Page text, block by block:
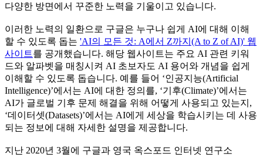
다양한 방면에서 꾸준한 노력을 기울이고 있습니다.
이러한 노력의 일환으로 구글은 누구나 쉽게 AI에 대해 이해
할 수 있도록 돕는 'AI의 모든 것: A에서 Z까지(A to Z of AI)' 웹
사이트를 공개했습니다. 해당 웹사이트는 주요 AI 관련 키워
드와 알파벳을 매칭시켜 AI 초보자도 AI 용어와 개념을 쉽게
이해할 수 있도록 돕습니다. 예를 들어 ‘인공지능(Artificial
Intelligence)’에서는 AI에 대한 정의를, ‘기후(Climate)’에서는
AI가 글로벌 기후 문제 해결을 위해 어떻게 사용되고 있는지,
‘데이터셋(Datasets)’에서는 AI에게 세상을 학습시키는 데 사용
되는 정보에 대해 자세한 설명을 제공합니다.
지난 2020년 3월에 구글과 영국 옥스포드 인터넷 연구소